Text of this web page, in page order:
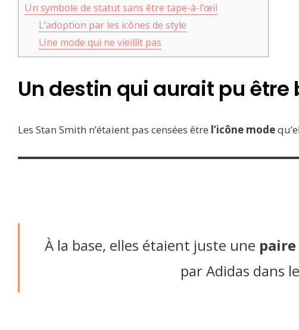
Un symbole de statut sans être tape-à-l’œil
L’adoption par les icônes de style
Une mode qui ne vieillit pas
Un destin qui aurait pu être
Les Stan Smith n’étaient pas censées être l’icône mode
À la base, elles étaient juste une
par Adidas dans